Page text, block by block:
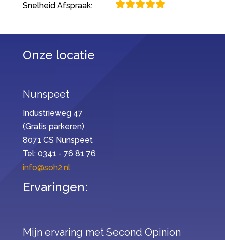
Snelheid Afspraak:
Onze locatie
Nunspeet
Industrieweg 47
(Gratis parkeren)
8071 CS Nunspeet
Tel: 0341 - 76 81 76
info@soh2.nl
Ervaringen:
Mijn ervaring met Second Opinion